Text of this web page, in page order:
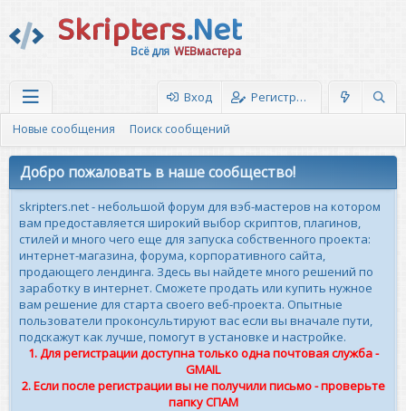
Skripters.Net
Всё для WEBмастера
Вход Регистрация
Новые сообщения Поиск сообщений
Добро пожаловать в наше сообщество!
skripters.net - небольшой форум для вэб-мастеров на котором
вам предоставляется широкий выбор скриптов, плагинов,
стилей и много чего еще для запуска собственного проекта:
интернет-магазина, форума, корпоративного сайта,
продающего лендинга. Здесь вы найдете много решений по
заработку в интернет. Сможете продать или купить нужное
вам решение для старта своего веб-проекта. Опытные
пользователи проконсультируют вас если вы вначале пути,
подскажут как лучше, помогут в установке и настройке.
1. Для регистрации доступна только одна почтовая служба -
GMAIL
2. Если после регистрации вы не получили письмо - проверьте
папку СПАМ